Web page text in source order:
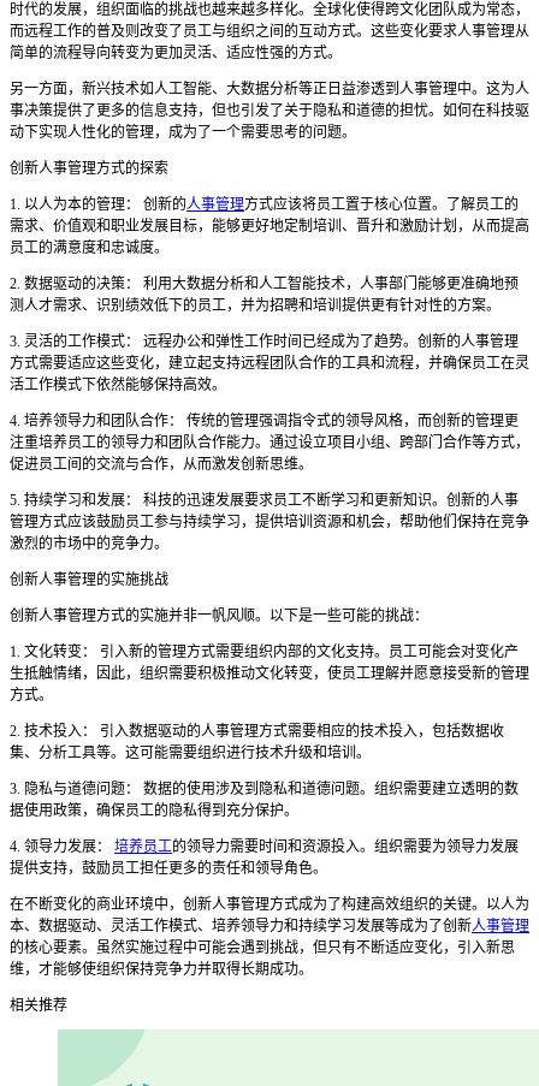
时代的发展，组织面临的挑战也越来越多样化。全球化使得跨文化团队成为常态，
而远程工作的普及则改变了员工与组织之间的互动方式。这些变化要求人事管理从
简单的流程导向转变为更加灵活、适应性强的方式。
另一方面，新兴技术如人工智能、大数据分析等正日益渗透到人事管理中。这为人
事决策提供了更多的信息支持，但也引发了关于隐私和道德的担忧。如何在科技驱
动下实现人性化的管理，成为了一个需要思考的问题。
创新人事管理方式的探索
1. 以人为本的管理： 创新的人事管理方式应该将员工置于核心位置。了解员工的
需求、价值观和职业发展目标，能够更好地定制培训、晋升和激励计划，从而提高
员工的满意度和忠诚度。
2. 数据驱动的决策： 利用大数据分析和人工智能技术，人事部门能够更准确地预
测人才需求、识别绩效低下的员工，并为招聘和培训提供更有针对性的方案。
3. 灵活的工作模式： 远程办公和弹性工作时间已经成为了趋势。创新的人事管理
方式需要适应这些变化，建立起支持远程团队合作的工具和流程，并确保员工在灵
活工作模式下依然能够保持高效。
4. 培养领导力和团队合作： 传统的管理强调指令式的领导风格，而创新的管理更
注重培养员工的领导力和团队合作能力。通过设立项目小组、跨部门合作等方式，
促进员工间的交流与合作，从而激发创新思维。
5. 持续学习和发展： 科技的迅速发展要求员工不断学习和更新知识。创新的人事
管理方式应该鼓励员工参与持续学习，提供培训资源和机会，帮助他们保持在竞争
激烈的市场中的竞争力。
创新人事管理的实施挑战
创新人事管理方式的实施并非一帆风顺。以下是一些可能的挑战：
1. 文化转变： 引入新的管理方式需要组织内部的文化支持。员工可能会对变化产
生抵触情绪，因此，组织需要积极推动文化转变，使员工理解并愿意接受新的管理
方式。
2. 技术投入： 引入数据驱动的人事管理方式需要相应的技术投入，包括数据收
集、分析工具等。这可能需要组织进行技术升级和培训。
3. 隐私与道德问题： 数据的使用涉及到隐私和道德问题。组织需要建立透明的数
据使用政策，确保员工的隐私得到充分保护。
4. 领导力发展： 培养员工的领导力需要时间和资源投入。组织需要为领导力发展
提供支持，鼓励员工担任更多的责任和领导角色。
在不断变化的商业环境中，创新人事管理方式成为了构建高效组织的关键。以人为
本、数据驱动、灵活工作模式、培养领导力和持续学习发展等成为了创新人事管理
的核心要素。虽然实施过程中可能会遇到挑战，但只有不断适应变化，引入新思
维，才能够使组织保持竞争力并取得长期成功。
相关推荐